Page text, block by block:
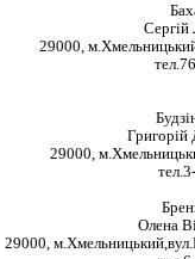
Сергій
29000,
Григорій
29000,
Олена
29000,